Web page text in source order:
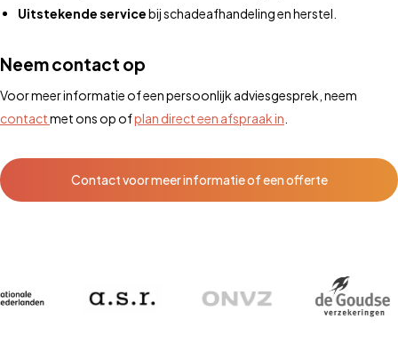
Uitstekende servicebij schadeafhandeling en herstel.
Neem contact op
Voor meer informatie of een persoonlijk adviesgesprek, neem
contactmet ons op ofplan direct een afspraak in
Contact voor meer informatie of een offerte